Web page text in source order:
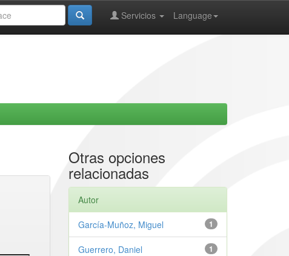
Language
Servicios
Otras opciones
relacionadas
Autor
1
García-Muñoz, Miguel
1
Guerrero, Daniel